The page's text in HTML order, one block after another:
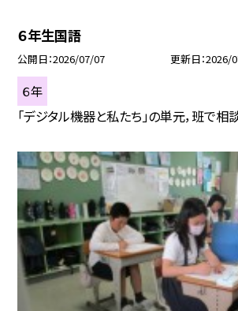
６年生国語
公開日 2026/07/07 更新日 2026/
６年
「デジタル機器と私たち」の単元，班で相